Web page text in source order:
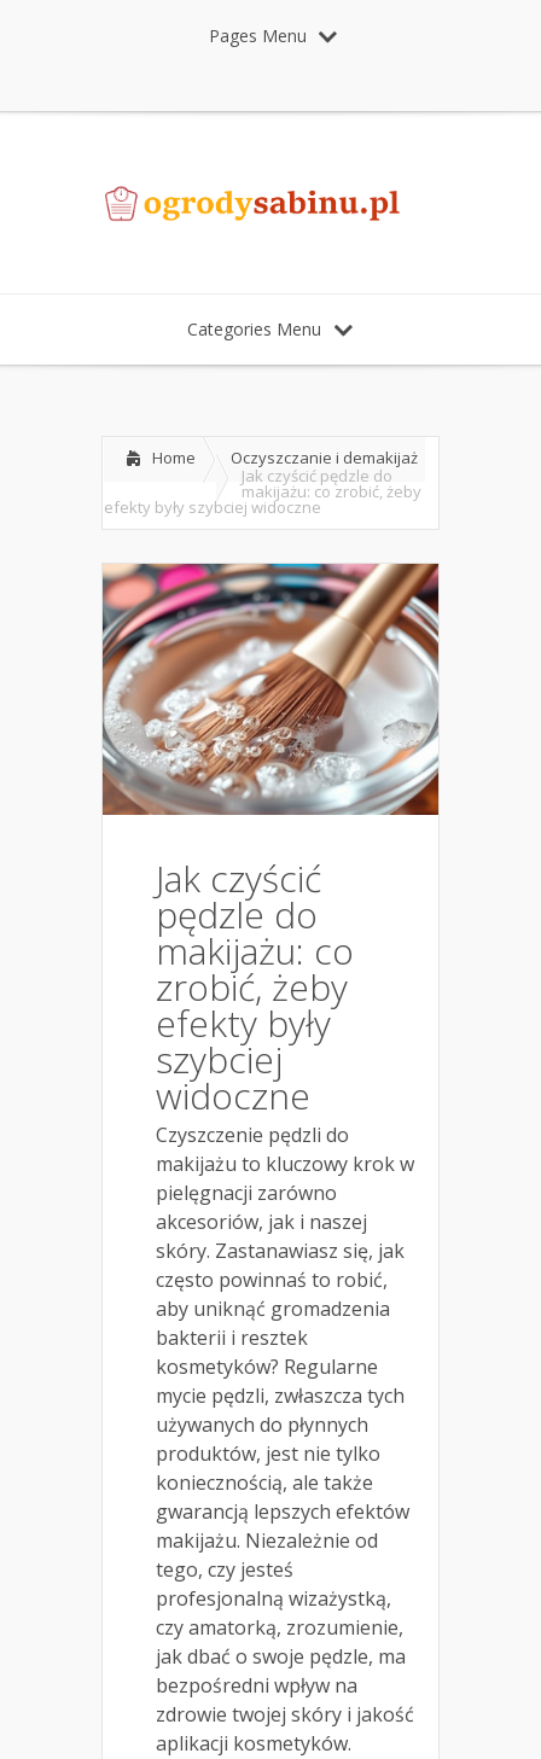
Pages Menu
Categories Menu
Home
Oczyszczanie i demakijaż
Jak czyścić pędzle do
makijażu: co zrobić, żeby
efekty były szybciej widoczne
Jak czyścić
pędzle do
makijażu: co
zrobić, żeby
efekty były
szybciej
widoczne
Czyszczenie pędzli do
makijażu to kluczowy krok w
pielęgnacji zarówno
akcesoriów, jak i naszej
skóry. Zastanawiasz się, jak
często powinnaś to robić,
aby uniknąć gromadzenia
bakterii i resztek
kosmetyków? Regularne
mycie pędzli, zwłaszcza tych
używanych do płynnych
produktów, jest nie tylko
koniecznością, ale także
gwarancją lepszych efektów
makijażu. Niezależnie od
tego, czy jesteś
profesjonalną wizażystką,
czy amatorką, zrozumienie,
jak dbać o swoje pędzle, ma
bezpośredni wpływ na
zdrowie twojej skóry i jakość
aplikacji kosmetyków.